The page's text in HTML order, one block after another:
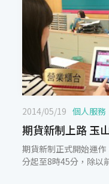
2014/05/19 個人服務
期貨新制上路 玉
期貨新制正式開始運
分起至8時45分，除以